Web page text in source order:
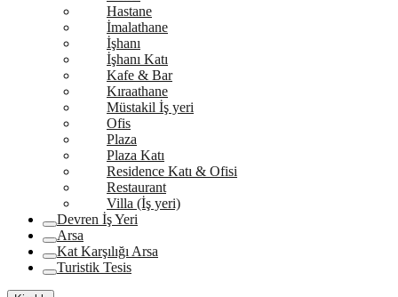
Hastane
İmalathane
İşhanı
İşhanı Katı
Kafe & Bar
Kıraathane
Müstakil İş yeri
Ofis
Plaza
Plaza Katı
Residence Katı & Ofisi
Restaurant
Villa (İş yeri)
Devren İş Yeri
Arsa
Kat Karşılığı Arsa
Turistik Tesis